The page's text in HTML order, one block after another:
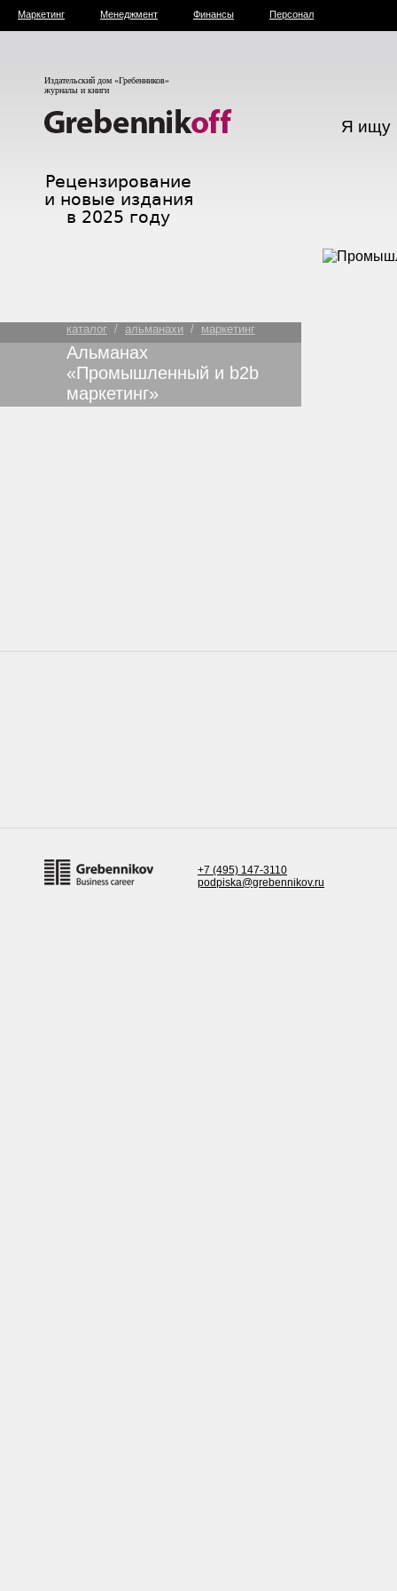
Маркетинг Менеджмент Финансы Персонал
Издательский дом «Гребенников»
журналы и книги
Я ищу
каталог / альманахи / маркетинг
Альманах
«Промышленный и b2b
маркетинг»
+7 (495) 147-3110
podpiska@grebennikov.ru